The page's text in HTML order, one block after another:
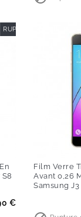
RUPTURE DE STOCK
€
Film Verre
Avant 0,26
Samsung J3